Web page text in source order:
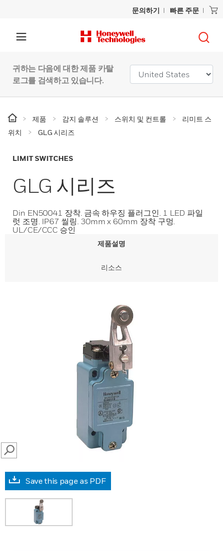
문의하기 빠른 주문
귀하는 다음에 대한 제품 카탈
로그를 검색하고 있습니다.
제품 감지 솔루션 스위치 및 컨트롤
리미트 스
위치
GLG 시리즈
LIMIT SWITCHES
GLG 시리즈
Din EN50041 장착. 금속 하우징 플러그인. 1 LED 파일
럿 조명. IP67 씰링. 30mm x 60mm 장착 구멍.
UL/CE/CCC 승인
제품설명
리소스
SEARCH
Save this page as PDF